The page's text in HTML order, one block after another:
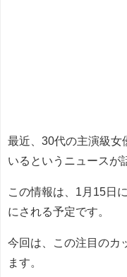
最近、30代の主演級女
いるというニュースが
この情報は、1月15日
にされる予定です。
今回は、この注目のカ
ます。